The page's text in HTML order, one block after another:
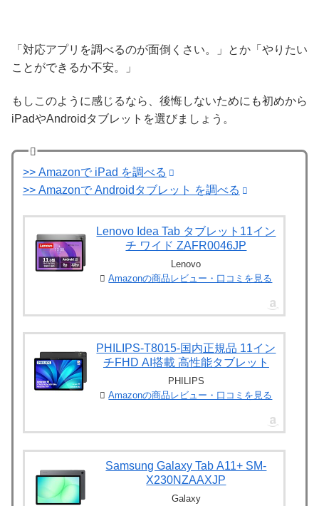
「対応アプリを調べるのが面倒くさい。」とか「やりたい
ことができるか不安。」
もしこのように感じるなら、後悔しないためにも初めから
iPadやAndroidタブレットを選びましょう。
>> Amazonで iPad を調べる
>> Amazonで Androidタブレット を調べる
Lenovo Idea Tab タブレット11イン
チ ワイド ZAFR0046JP
Lenovo
Amazonの商品レビュー・口コミを見る
PHILIPS-T8015-国内正規品 11イン
チFHD AI搭載 高性能タブレット
PHILIPS
Amazonの商品レビュー・口コミを見る
Samsung Galaxy Tab A11+ SM-
X230NZAAXJP
Galaxy